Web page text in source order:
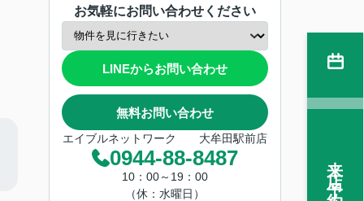
お気軽にお問い合わせください
LINEからお問い合わせ
無料お問い合わせ
エイブルネットワーク 大牟田駅前店
0944-88-8487
10：00～19：00
（休：水曜日）
来店予約